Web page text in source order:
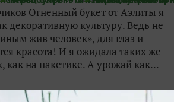
Огненный букет от Аэлиты я
декоративную культуру. Ведь не
жив человек», для глаз и
красота! И я ожидала таких же
как на пакетике. А урожай как...
20:34 в клуб «